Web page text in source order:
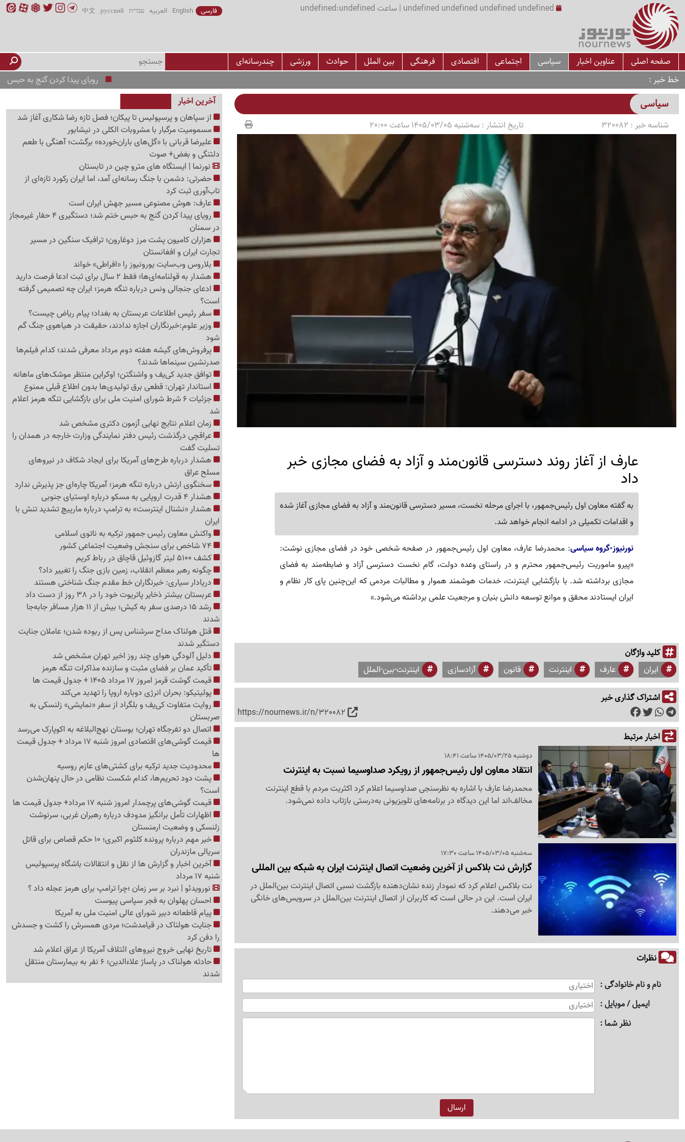
undefined undefined undefined undefined | ساعت undefined:undefined فارسی English العربیه עברית русский
中文
صفحه اصلی عناوین اخبار سیاسی اجتماعی اقتصادی فرهنگی بین الملل حوادث ورزشی
چندرسانه‌ای
خط خبر
رویای پیدا کردن گنج به حبس ختم شد؛ دستگیری 4
سیاسی
شناسه خبر : 320082 تاریخ انتشار :سه‌شنبه 1405/03/05 ساعت 20:00
عارف از آغاز روند دسترسی قانون‌مند و آزاد به فضای مجازی خبر
داد
به گفته معاون اول رئیس‌جمهور، با اجرای مرحله نخست، مسیر دسترسی قانون‌مند و آزاد به فضای مجازی آغاز شده
و اقدامات تکمیلی در ادامه انجام خواهد شد.
نورنیوز-گروه سیاسی: محمدرضا عارف، معاون اول رئیس‌جمهور در صفحه شخصی خود در فضای مجازی نوشت:
«پیرو ماموریت‌ رئیس‌جمهور محترم و در راستای وعده دولت، گام نخست دسترسی آزاد و ضابطه‌مند به فضای
مجازی برداشته شد. با بازگشایی اینترنت، خدمات هوشمند هموار و مطالبات مردمی که این‌چنین پای کار نظام و
ایران ایستادند محقق و موانع توسعه دانش بنیان و مرجعیت علمی برداشته می‌شود.»
کلید واژگان
ایران عارف اینترنت قانون آزادسازی اینترنت-بین-الملل
اشتراک گذاری خبر
https://nournews.ir/n/320082
اخبار مرتبط
دوشنبه 1405/03/25 ساعت 18:41
انتقاد معاون اول رئیس‌جمهور از رویکرد صداوسیما نسبت به اینترنت
محمدرضا عارف با اشاره به نظرسنجی صداوسیما اعلام کرد اکثریت مردم با قطع اینترنت
مخالف‌اند اما این دیدگاه در برنامه‌های تلویزیونی به‌درستی بازتاب داده نمی‌شود.
سه‌شنبه 1405/03/05 ساعت 17:30
گزارش نت بلاکس از آخرین وضعیت اتصال اینترنت ایران به شبکه بین المللی
نت بلاکس اعلام کرد که نمودار زنده نشان‌دهنده بازگشت نسبی اتصال اینترنت بین‌الملل در
ایران است. این در حالی است که کاربران از اتصال اینترنت بین‌الملل در سرویس‌های خانگی
خبر می‌دهند.
نظرات
نام و نام خانوادگی
ایمیل / موبایل
نظر شما
آخرین اخبار
از سپاهان و پرسپولیس تا پیکان؛ فصل تازه رضا شکاری آغاز شد
مسمومیت مرگبار با مشروبات الکلی در نیشابور
علیرضا قربانی با «گل‌های باران‌خورده» برگشت؛ آهنگی با طعم
دلتنگی و بغض+ صوت
نورنما | ایستگاه های مترو چین در تابستان
حضرتی: دشمن با جنگ رسانه‌ای آمد، اما ایران رکورد تازه‌ای از
تاب‌آوری ثبت کرد
عارف: هوش مصنوعی مسیر جهش ایران است
رویای پیدا کردن گنج به حبس ختم شد؛ دستگیری 4 حفار غیرمجاز
در سمنان
هزاران کامیون پشت مرز دوغارون؛ ترافیک سنگین در مسیر
تجارت ایران و افغانستان
بلاروس وب‌سایت یورونیوز را «افراطی» خواند
هشدار به قولنامه‌ای‌ها؛ فقط 2 سال برای ثبت ادعا فرصت دارید
ادعای جنجالی ونس درباره تنگه هرمز؛ ایران چه تصمیمی گرفته
است؟
سفر رئیس اطلاعات عربستان به بغداد؛ پیام ریاض چیست؟
وزیر علوم:خبرنگاران اجازه ندادند، حقیقت در هیاهوی جنگ گم
شود
پرفروش‌های گیشه هفته دوم مرداد معرفی شدند؛ کدام فیلم‌ها
صدرنشین سینماها شدند؟
توافق جدید کی‌یف و واشنگتن؛ اوکراین منتظر موشک‌های ماهانه
استاندار تهران: قطعی برق تولیدی‌ها بدون اطلاع قبلی ممنوع
جزئیات 6 شرط شورای امنیت ملی برای بازگشایی تنگه هرمز اعلام
شد
زمان اعلام نتایج نهایی آزمون دکتری مشخص شد
عراقچی درگذشت رئیس دفتر نمایندگی وزارت خارجه در همدان را
تسلیت گفت
هشدار درباره طرح‌های آمریکا برای ایجاد شکاف در نیروهای
مسلح عراق
سخنگوی ارتش درباره تنگه هرمز؛ آمریکا چاره‌ای جز پذیرش ندارد
هشدار 4 قدرت اروپایی به مسکو درباره اوستیای جنوبی
هشدار «نشنال اینترست» به ترامپ درباره مارپیچ تشدید تنش با
ایران
واکنش معاون رئیس جمهور ترکیه به ناتوی اسلامی
کشف 5100 لیتر گازوئیل قاچاق در رباط کریم
چگونه رهبر معظم انقلاب، زمین بازی جنگ را تغییر داد؟
دریادار سیاری: خبرنگاران خط مقدم جنگ شناختی هستند
عربستان بیشتر ذخایر پاتریوت خود را در 38 روز از دست داد
رشد 15 درصدی سفر به کیش؛ بیش از 11 هزار مسافر جابه‌جا
شدند
قتل هولناک مداح سرشناس پس از ربوده شدن؛ عاملان جنایت
دستگیر شدند
دلیل آلودگی هوای چند روز اخیر تهران مشخص شد
تأکید عمان بر فضای مثبت و سازنده مذاکرات تنگه هرمز
قیمت گوشت قرمز امروز 17 مرداد 1405 + جدول قیمت ها
پولیتیکو: بحران انرژی دوباره اروپا را تهدید می‌کند
روایت متفاوت کی‌یف و بلگراد از سفر «نمایشی» زلنسکی به
صربستان
اتصال دو تفرجگاه تهران؛ بوستان نهج‌البلاغه به اکوپارک می‌رسد
قیمت گوشی‌های اقتصادی امروز شنبه 17 مرداد + جدول قیمت
ها
محدودیت جدید ترکیه برای کشتی‌های عازم روسیه
پشت دود تحریم‌ها، کدام شکست نظامی در حال پنهان‌شدن
است؟
قیمت گوشی‌های پرچمدار امروز شنبه 17 مرداد+ جدول قیمت ها
اظهارات تأمل برانگیز مدودف درباره رهبران غربی، سرنوشت
زلنسکی و وضعیت ارمنستان
خبر مهم درباره پرونده کلثوم اکبری؛ 10 حکم قصاص برای قاتل
سریالی مازندران
آخرین اخبار و گزارش ها از نقل و انتقالات باشگاه پرسپولیس
شنبه 17 مرداد
نورویدئو | نبرد بر سر زمان ؛چرا ترامپ برای هرمز عجله داد ؟
احسان پهلوان به فجر سپاسی پیوست
پیام قاطعانه دبیر شورای عالی امنیت ملی به آمریکا
جنایت هولناک در قیامدشت؛ مردی همسرش را کشت و جسدش
را دفن کرد
تاریخ نهایی خروج نیروهای ائتلاف آمریکا از عراق اعلام شد
حادثه هولناک در پاساژ علاءالدین؛ 6 نفر به بیمارستان منتقل
شدند